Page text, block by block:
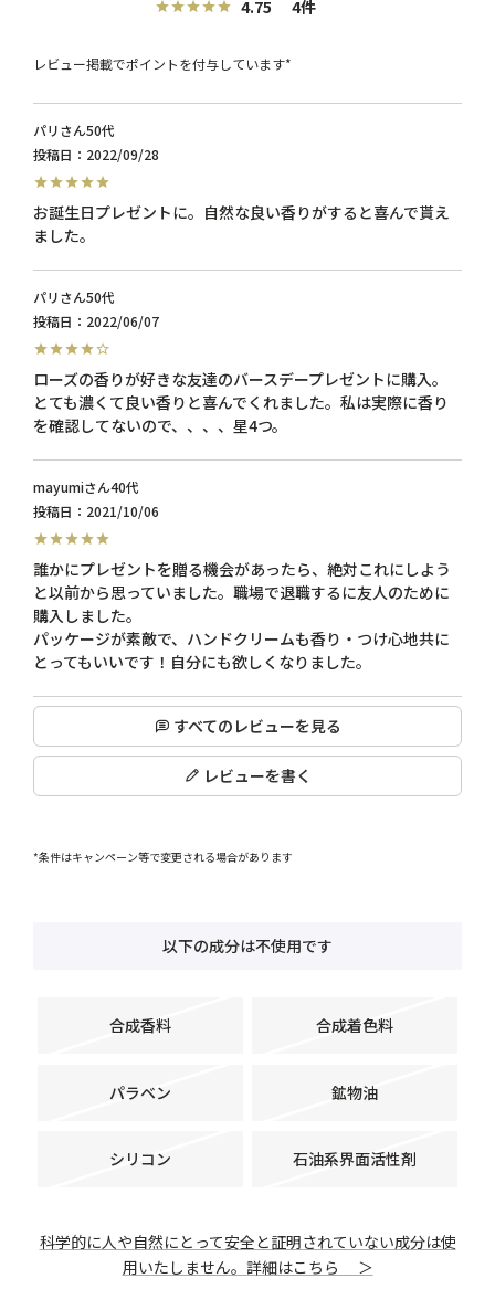
4.75 4
レビュー掲載でポイントを付与しています*
パリ
50代
投稿日
2022/09/28
お誕生日プレゼントに。自然な良い香りがすると喜んで貰え
ました。
パリ
50代
投稿日
2022/06/07
ローズの香りが好きな友達のバースデープレゼントに購入。
とても濃くて良い香りと喜んでくれました。私は実際に香り
を確認してないので、、、、星4つ。
mayumi
40代
投稿日
2021/10/06
誰かにプレゼントを贈る機会があったら、絶対これにしよう
と以前から思っていました。職場で退職するに友人のために
購入しました。
パッケージが素敵で、ハンドクリームも香り・つけ心地共に
とってもいいです！自分にも欲しくなりました。
すべてのレビューを見る
レビューを書く
*条件はキャンペーン等で変更される場合があります
以下の成分は不使用です
合成香料 合成着色料
パラベン 鉱物油
シリコン 石油系界面活性剤
科学的に人や自然にとって安全と証明されていない成分は使
用いたしません。詳細はこちら ＞